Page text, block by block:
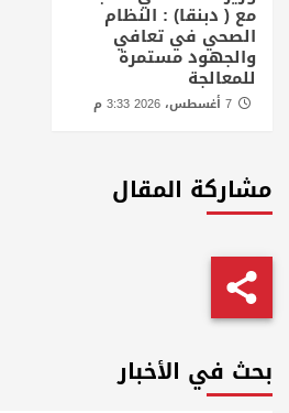
مع ( دبنقا) : النظام
الصحي في تعافي
والجهود مستمرة
للمعالجة
مشاركة المقال
بحث في الأخبار